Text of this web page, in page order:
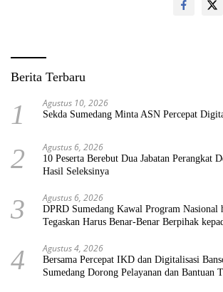
Berita Terbaru
1 Agustus 10, 2026
Sekda Sumedang Minta ASN Percepat
2 Agustus 6, 2026
10 Peserta Berebut Dua Jabatan Perangkat
Hasil Seleksinya
3 Agustus 6, 2026
DPRD Sumedang Kawal Program Nasional
Tegaskan Harus Benar-Benar Berpihak
4 Agustus 4, 2026
Bersama Percepat IKD dan Digitalisasi
Sumedang Dorong Pelayanan dan Bantuan